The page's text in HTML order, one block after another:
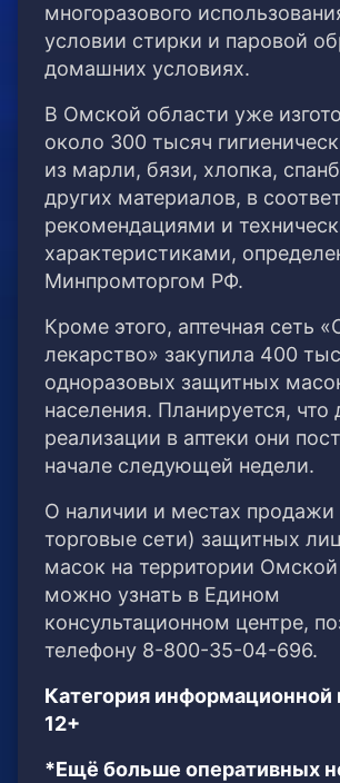
многоразового
условии стирки и паровой
домашних условиях.
В Омской области уже
около 300 тысяч
из марли, бязи, хлопка,
других материалов, в
рекомендациями и
характеристиками,
Минпромторгом РФ.
Кроме этого, аптечная сеть
лекарство» закупила 400
одноразовых защитных
населения. Планируется, что
реализации в аптеки они
начале следующей недели.
О наличии и местах продажи
торговые сети) защитных
масок на территории
можно узнать в Едином
консультационном центре,
телефону 8-800-35-04-696.
Категория информационной
12+
*Ещё больше оперативных